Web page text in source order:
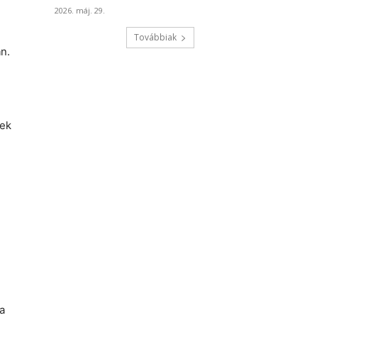
2026. máj. 29.
Továbbiak